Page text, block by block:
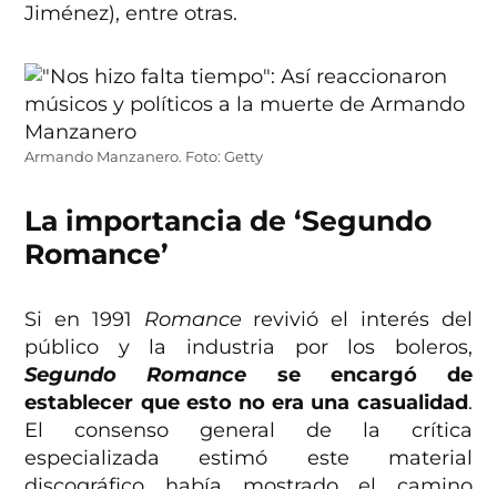
Jiménez), entre otras.
Armando Manzanero. Foto: Getty
La importancia de ‘Segundo
Romance’
Si en 1991 Romance revivió el interés del
público y la industria por los boleros,
Segundo Romance se encargó de
establecer que esto no era una casualidad.
El consenso general de la crítica
especializada estimó este material